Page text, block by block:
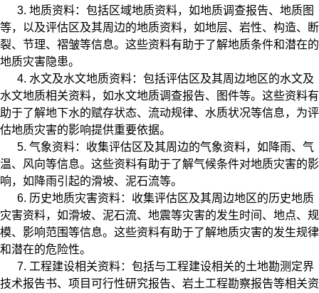
3. 地质资料：包括区域地质资料，如地质调查报告、地质图
等，以及评估区及其周边的地质资料，如地层、岩性、构造、断
裂、节理、褶皱等信息。这些资料有助于了解地质条件和潜在的
地质灾害隐患。
4. 水文及水文地质资料：包括评估区及其周边地区的水文及
水文地质相关资料，如水文地质调查报告、图件等。这些资料有
助于了解地下水的赋存状态、流动规律、水质状况等信息，为评
估地质灾害的影响提供重要依据。
5. 气象资料：收集评估区及其周边的气象资料，如降雨、气
温、风向等信息。这些资料有助于了解气候条件对地质灾害的影
响，如降雨引起的滑坡、泥石流等。
6. 历史地质灾害资料：收集评估区及其周边地区的历史地质
灾害资料，如滑坡、泥石流、地震等灾害的发生时间、地点、规
模、影响范围等信息。这些资料有助于了解地质灾害的发生规律
和潜在的危险性。
7. 工程建设相关资料：包括与工程建设相关的土地勘测定界
技术报告书、项目可行性研究报告、岩土工程勘察报告等相关资